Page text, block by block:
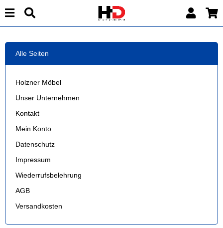
Alle Seiten
Holzner Möbel
Unser Unternehmen
Kontakt
Mein Konto
Datenschutz
Impressum
Wiederrufsbelehrung
AGB
Versandkosten